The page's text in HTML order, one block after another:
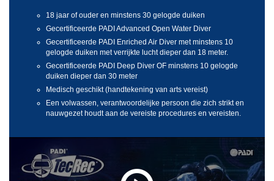
18 jaar of ouder en minstens 30 gelogde duiken
Gecertificeerde PADI Advanced Open Water Diver
Gecertificeerde PADI Enriched Air Diver met minstens 10
gelogde duiken met verrijkte lucht dieper dan 18 meter.
Gecertificeerde PADI Deep Diver OF minstens 10 gelogde
duiken dieper dan 30 meter
Medisch geschikt (handtekening van arts vereist)
Een volwassen, verantwoordelijke persoon die zich strikt en
nauwgezet houdt aan de vereiste procedures en vereisten.